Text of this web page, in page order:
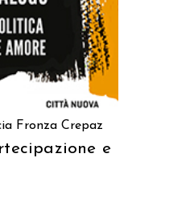
Fronza Crepaz
e